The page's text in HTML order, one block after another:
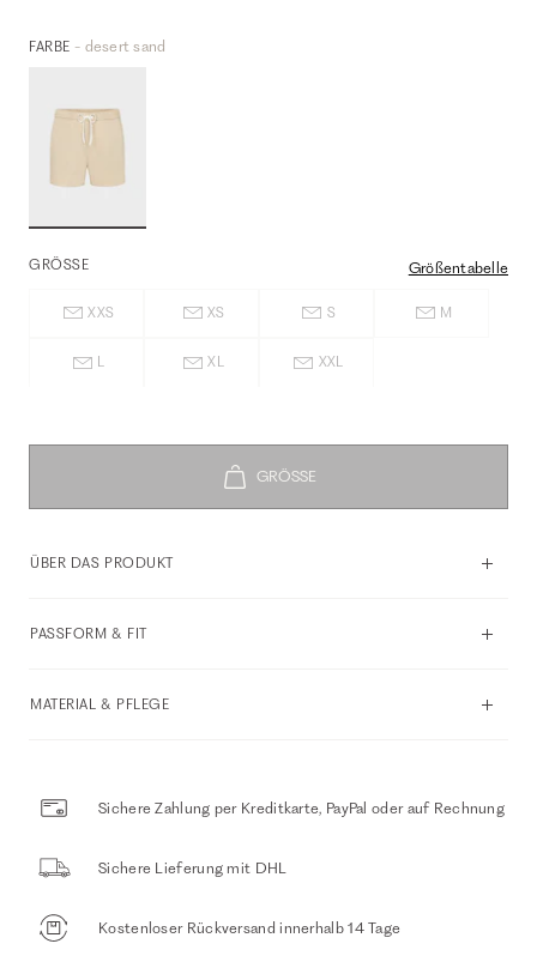
FARBE - desert sand
GRÖSSE Größentabelle
XXS XS S M
L XL XXL
ÜBER DAS PRODUKT
PASSFORM & FIT
MATERIAL & PFLEGE
Sichere Zahlung per Kreditkarte, PayPal oder auf Rechnung
Sichere Lieferung mit DHL
Kostenloser Rückversand innerhalb 14 Tage